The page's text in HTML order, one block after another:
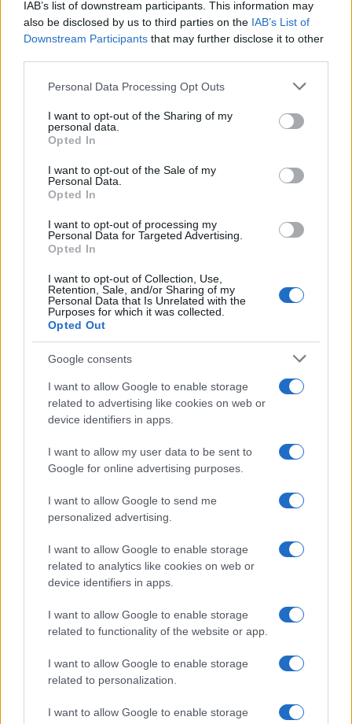
IAB’s list of downstream participants. This information may
also be disclosed by us to third parties on the IAB’s List of
Downstream Participants that may further disclose it to other
Please note that this website/app uses one or more Google
not limited to your visit or usage behaviour. You may click to
grant or deny consent to Google and its third-party tags to
use your data for below specified purposes in below Google
consent section.
Personal Data Processing Opt Outs
I want to opt-out of the Sharing of my
personal data.
Opted In
I want to opt-out of the Sale of my
Personal Data.
Opted In
I want to opt-out of processing my
Personal Data for Targeted Advertising.
Opted In
I want to opt-out of Collection, Use,
Retention, Sale, and/or Sharing of my
Personal Data that Is Unrelated with the
Purposes for which it was collected.
Opted Out
Google consents
I want to allow Google to enable storage
related to advertising like cookies on web or
device identifiers in apps.
I want to allow my user data to be sent to
Google for online advertising purposes.
I want to allow Google to send me
personalized advertising.
I want to allow Google to enable storage
related to analytics like cookies on web or
device identifiers in apps.
I want to allow Google to enable storage
related to functionality of the website or app.
I want to allow Google to enable storage
related to personalization.
I want to allow Google to enable storage
Inviaci le tue segnalazioni,
i tuoi video e le tue foto
Su WhatsApp al numero +39
daGoogle News
Condividi l'articolo
F
a
ce
b
o
T
w
it
te
Pi
n
te
re
W
at
s
A
p
S
a
re
Articolo precedente
Prossimo articolo
NOTIZIE RECENTI
Le previsioni meteo per il weekend a Olbia e in
Gallura
Michelle Hunziker in Gallura, bella anche dal
vivo: un amico vip svela come fa
Calangianus, dopo le polemiche il centro
accoglienza minori chiude